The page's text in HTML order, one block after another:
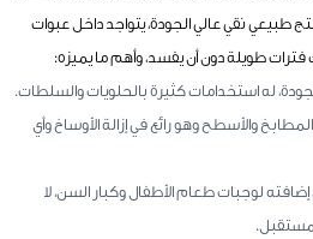
طبيعي نقي عالي الجودة، يتواجد داخل عبوات
طويلة دون أن يفسد، وأهم ما يميزه:
له استخدامات كثيرة بالحلويات والسلطات.
والأسطح وهو رائع في إزالة الأوساخ وأي
لوجبات طعام الأطفال وكبار السن، لا